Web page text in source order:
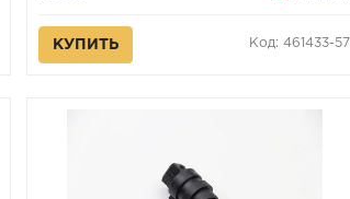
КУПИТЬ Код: 461433-57